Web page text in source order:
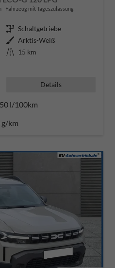
Fahrzeug mit Tageszulassung
Getriebe Schaltgetriebe
Außenfarbe Arktis-Weiß
Kilometerstand 15 km
Details
l/100km
g/km